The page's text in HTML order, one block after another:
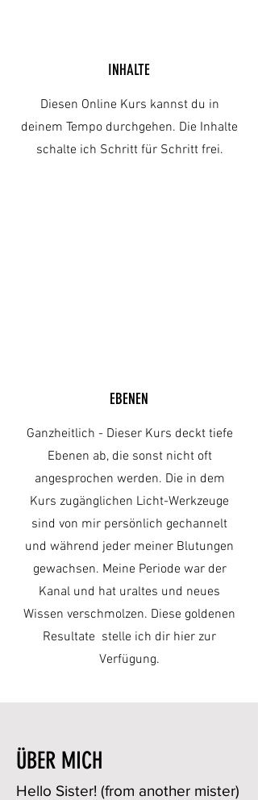
INHALTE
Diesen Online Kurs kannst du in
deinem Tempo durchgehen. Die Inhalte
schalte ich Schritt für Schritt frei.
EBENEN
Ganzheitlich - Dieser Kurs deckt tiefe
Ebenen ab, die sonst nicht oft
angesprochen werden. Die in dem
Kurs zugänglichen Licht-Werkzeuge
sind von mir persönlich gechannelt
und während jeder meiner Blutungen
gewachsen. Meine Periode war der
Kanal und hat uraltes und neues
Wissen verschmolzen. Diese goldenen
Resultate stelle ich dir hier zur
Verfügung.
ÜBER MICH
Hello Sister! (from another mister)